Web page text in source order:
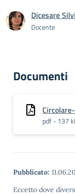
Dicesare
Docente
Documenti
pdf - 137
Pubblicato:
Eccetto dove